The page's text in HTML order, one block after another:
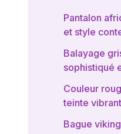
Pantalon
et style
Balayage
sophistiqué
Couleur
teinte
Bague